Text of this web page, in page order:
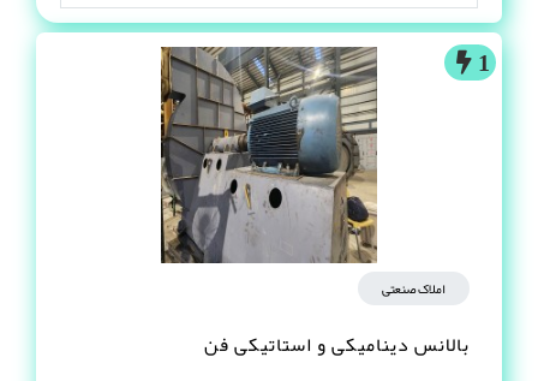
1
املاک صنعتی
بالانس دینامیکی و استاتیکی فن